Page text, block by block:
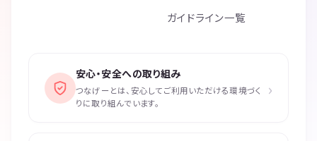
ガイドライン一覧
安心・安全への取り組み
つなげーとは、安心してご利用いただける環境づく
りに取り組んでいます。
›